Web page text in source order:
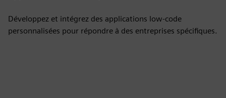
Développez et intégrez des applications low-code
personnalisées pour répondre à des entreprises spécifiques.